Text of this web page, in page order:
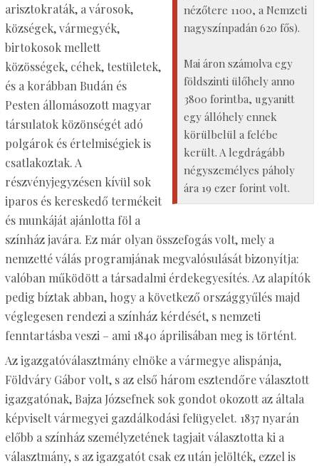
nézőtere 1100, a Nemzeti
nagyszínpadán 620 fős).
Mai áron számolva egy
földszinti ülőhely anno
3800 forintba, ugyanitt
egy állóhely ennek
körülbelül a felébe
került. A legdrágább
négy­személyes páholy
ára 19 ezer forint volt.
arisztokraták, a városok,
községek, vármegyék,
birtokosok mellett
közösségek, céhek, testületek,
és a korábban Budán és
Pesten állomásozott magyar
társulatok közönségét adó
polgárok és értelmiségiek is
csatlakoztak. A
részvényjegyzésen kívül sok
iparos és kereskedő termékeit
és munkáját ajánlotta föl a
színház javára. Ez már olyan összefogás volt, mely a
nemzetté válás programjának megvalósulását bizonyítja:
valóban működött a társadalmi érdekegyesítés. Az alapítók
pedig bíztak abban, hogy a következő országgyűlés majd
véglegesen rendezi a színház kérdését, s nemzeti
fenntartásba veszi – ami 1840 áprilisában meg is történt.
Az igazgatóválasztmány elnöke a vármegye alispánja,
Földváry Gábor volt, s az első három esztendőre választott
igazgatónak, Bajza Józsefnek sok gondot okozott az általa
képviselt vármegyei gazdálkodási felügyelet. 1837 nyarán
előbb a színház személyzetének tagjait választotta ki a
választmány, s az igazgatót csak ez után jelölték, ezzel is